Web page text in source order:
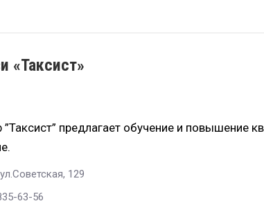
«Таксист»
предлагает обучение и повышение
129
63-56